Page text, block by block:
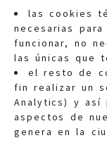
las cookies
necesarias
funcionar, no
las únicas que
el resto de
fin realizar un
Analytics) y así
aspectos de
genera en la
Quejas: